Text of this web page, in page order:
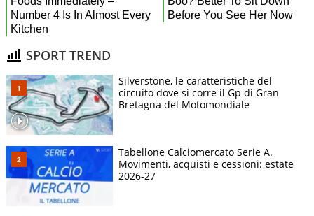
SPORT TREND
Silverstone, le caratteristiche del
circuito dove si corre il Gp di Gran
Bretagna del Motomondiale
Tabellone Calciomercato Serie A.
Movimenti, acquisti e cessioni: estate
2026-27